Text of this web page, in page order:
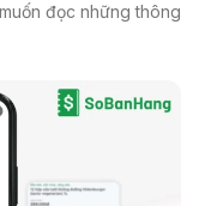
đọc những thông